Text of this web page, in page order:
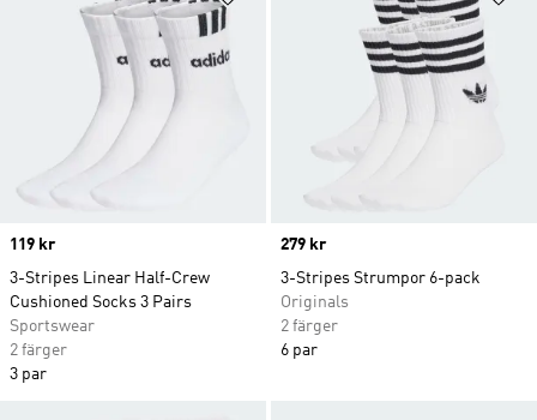
Price
119 kr
3-Stripes Linear Half-Crew
Cushioned Socks 3 Pairs
Sportswear
2 färger
3 par
Price
279 kr
3-Stripes Strumpor 6-pack
Originals
2 färger
6 par